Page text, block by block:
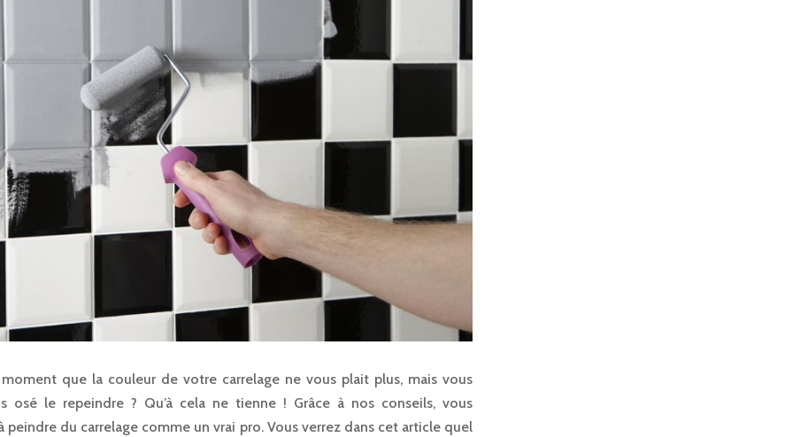
que la couleur de votre carrelage ne vous plait plus, mais vous
osé le repeindre ? Qu’à cela ne tienne ! Grâce à nos conseils, vous
peindre du carrelage comme un vrai pro. Vous verrez dans cet article quel